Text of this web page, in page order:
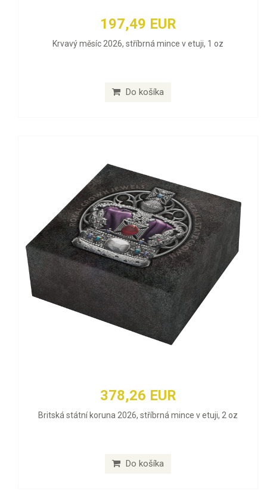
197,49 EUR
Krvavý měsíc 2026, stříbrná mince v etuji, 1 oz
Do košíka
378,26 EUR
Britská státní koruna 2026, stříbrná mince v etuji, 2 oz
Do košíka